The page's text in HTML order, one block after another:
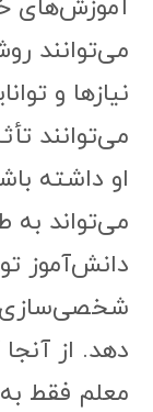
آموزش‌های
می‌توانند
نیازها و
می‌توانند
او داشته
می‌تواند
دانش‌آموز
شخصی‌سازی
دهد. از
معلم فقط